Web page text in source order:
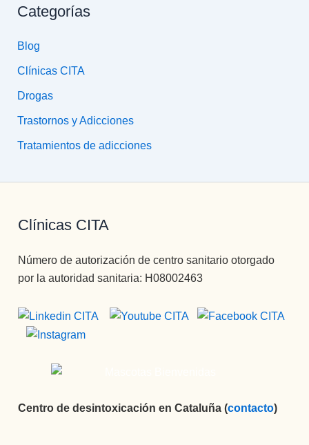
Categorías
Blog
Clínicas CITA
Drogas
Trastornos y Adicciones
Tratamientos de adicciones
Clínicas CITA
Número de autorización de centro sanitario otorgado
por la autoridad sanitaria: H08002463
Centro de desintoxicación en Cataluña (contacto)